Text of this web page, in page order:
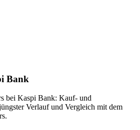
Bank
bei Kaspi Bank: Kauf- und
Verlauf und Vergleich mit dem